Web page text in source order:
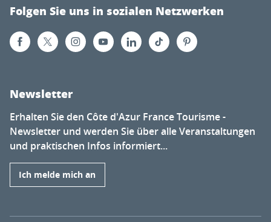
Folgen Sie uns in sozialen Netzwerken
Newsletter
Erhalten Sie den Côte d'Azur France Tourisme -
Newsletter und werden Sie über alle Veranstaltungen
und praktischen Infos informiert...
Ich melde mich an